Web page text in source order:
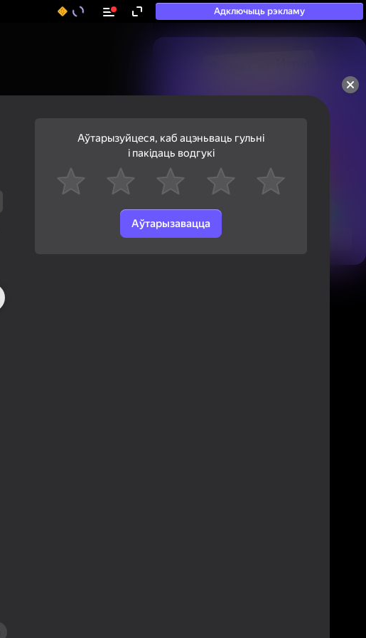
Адключыць рэкламу
50+ тап-гульняў, у якія
гуляюць нават тыя, хто
Аўтарызуйцеся, каб ацэньваць гульні
і пакідаць водгукі
Аўтарызавацца